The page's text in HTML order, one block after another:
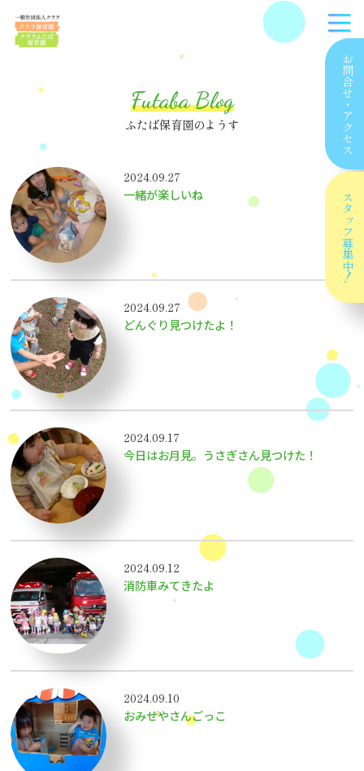
お問合せ
・
アクセス
スタッフ
募集中！
Futaba Blog
ふたば保育園のようす
2024.09.27
一緒が楽しいね
2024.09.27
どんぐり見つけたよ！
2024.09.17
今日はお月見。うさぎさん見つけた！
2024.09.12
消防車みてきたよ
2024.09.10
おみせやさんごっこ